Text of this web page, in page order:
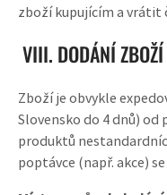
zboží kupujícím a vrátit
VIII. DODÁNÍ ZBOŽÍ
Zboží je obvykle
Slovensko do 4 dnů)
produktů
poptávce (např. akce)